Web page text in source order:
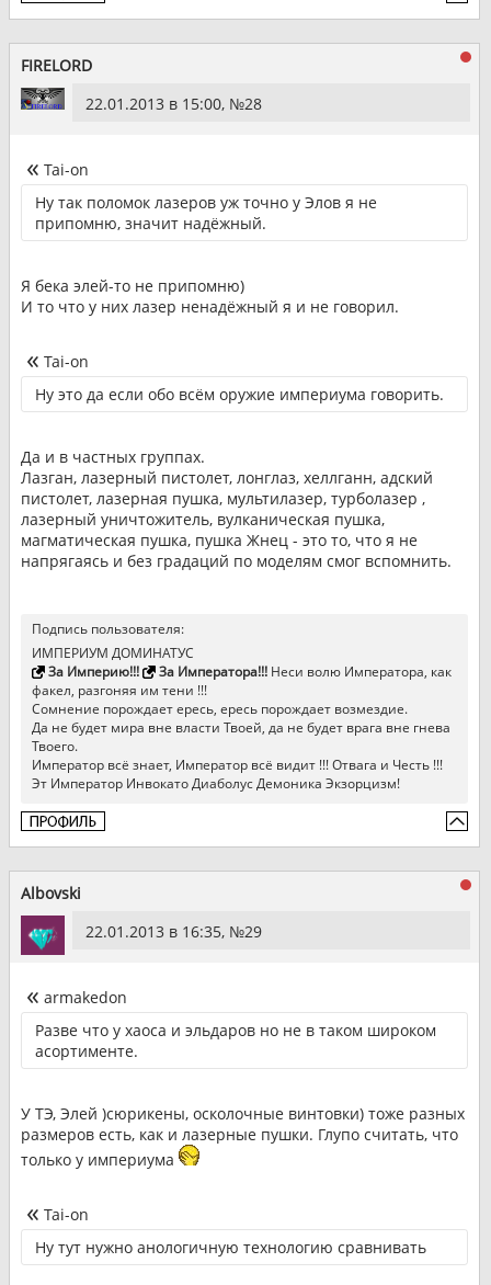
FIRELORD
22.01.2013 в 15:00, №28
Tai-on
Ну так поломок лазеров уж точно у Элов я не
припомню, значит надёжный.
Я бека элей-то не припомню)
И то что у них лазер ненадёжный я и не говорил.
Tai-on
Ну это да если обо всём оружие империума говорить.
Да и в частных группах.
Лазган, лазерный пистолет, лонглаз, хеллганн, адский
пистолет, лазерная пушка, мультилазер, турболазер ,
лазерный уничтожитель, вулканическая пушка,
магматическая пушка, пушка Жнец - это то, что я не
напрягаясь и без градаций по моделям смог вспомнить.
Подпись пользователя:
ИМПЕРИУМ ДОМИНАТУС
За Империю!!!
За Императора!!!Неси волю Императора, как
факел, разгоняя им тени !!!
Сомнение порождает ересь, ересь порождает возмездие.
Да не будет мира вне власти Твоей, да не будет врага вне гнева
Твоего.
Император всё знает, Император всё видит !!! Отвага и Честь !!!
Эт Император Инвокато Диаболус Демоника Экзорцизм!
Albovski
22.01.2013 в 16:35, №29
armakedon
Разве что у хаоса и эльдаров но не в таком широком
асортименте.
У ТЭ, Элей )сюрикены, осколочные винтовки) тоже разных
размеров есть, как и лазерные пушки. Глупо считать, что
только у империума
Tai-on
Ну тут нужно анологичную технологию сравнивать